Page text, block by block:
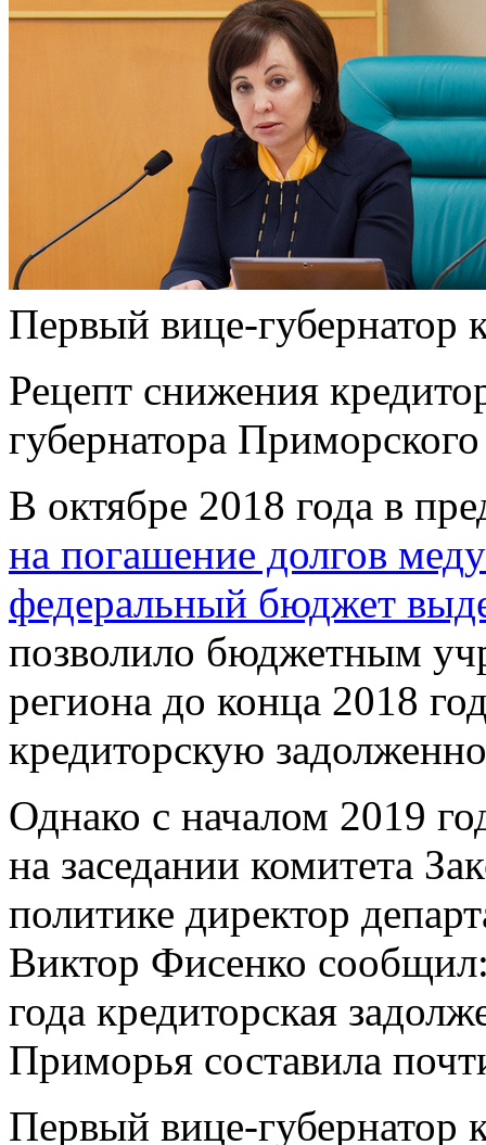
Первый вице-губернатор
Рецепт снижения
губернатора
В октябре 2018 года в
на погашение долгов
федеральный бюджет
позволило бюджетным
региона до конца 2018
кредиторскую
Однако с началом 2019
на заседании комитета
политике директор
Виктор Фисенко
года кредиторская
Приморья составила
Первый вице-